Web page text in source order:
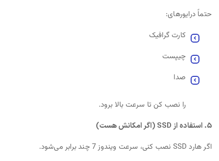
حتماً درایورهای:
کارت گرافیک
چیپست
صدا
را نصب کن تا سرعت بالا برود.
5. استفاده از SSD (اگر امکانش هست)
اگر هارد SSD نصب کنی، سرعت ویندوز 7 چند برابر می‌شود.